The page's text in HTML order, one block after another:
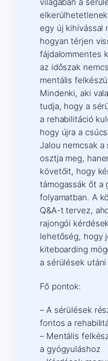
világában a
egy új kihívással
hogyan térjen
fájdalommentes
az időszak
mentális
Mindenki, aki
tudja, hogy a
a rehabilitáció
hogy újra a
Jalou nemcsak a
osztja meg,
követőit, hogy
támogassák őt a
folyamatban. A
Q&A-t tervez,
rajongói
lehetőség, hogy
kiteboarding
a sérülések
Fő pontok:
– A sérülések
fontos a
– Mentális
a gyógyuláshoz